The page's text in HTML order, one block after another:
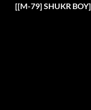
[[M-79] SHUKR BOY]